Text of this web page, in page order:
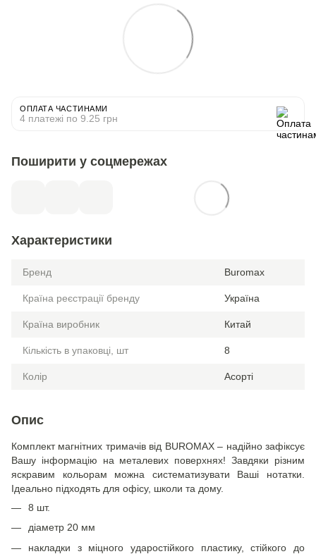
ОПЛАТА ЧАСТИНАМИ
4 платежі по 9.25 грн
Поширити у соцмережах
Характеристики
Бренд Buromax
Країна реєстрації бренду Україна
Країна виробник Китай
Кількість в упаковці, шт 8
Колір Асорті
Опис
Комплект магнітних тримачів від BUROMAX – надійно зафіксує
Вашу інформацію на металевих поверхнях! Завдяки різним
яскравим кольорам можна систематизувати Ваші нотатки.
Ідеально підходять для офісу, школи та дому.
8 шт.
діаметр 20 мм
накладки з міцного ударостійкого пластику, стійкого до